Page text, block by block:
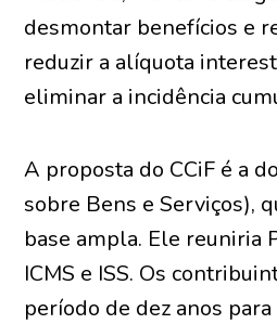
desmontar benefícios e
reduzir a alíquota
eliminar a incidência
A proposta do CCiF é a
sobre Bens e Serviços),
base ampla. Ele reuniria
ICMS e ISS. Os
período de dez anos